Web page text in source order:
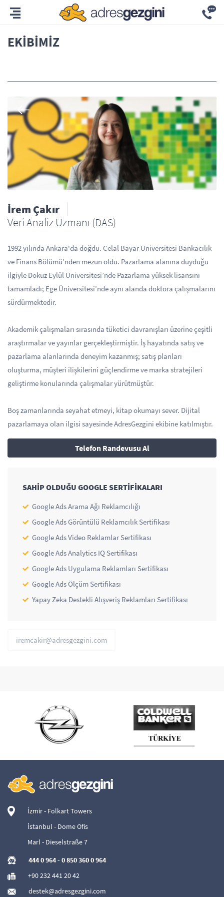
EKIBIMIZ
İrem Çakır
Veri Analiz Uzmanı (DAS)
1992 yılında Ankara'da doğdu. Celal Bayar Üniversitesi Bankacılık
ve Finans Bölümü’nden mezun oldu. Pazarlama alanına duyduğu
ilgiyle Dokuz Eylül Üniversitesi’nde Pazarlama yüksek lisansını
tamamladı; Ege Üniversitesi’nde aynı alanda doktora çalışmalarını
sürdürmektedir.
Akademik çalışmaları sırasında tüketici davranışları üzerine çeşitli
araştırmalar ve yayınlar gerçekleştirmiştir. İş hayatında satış ve
pazarlama alanlarında deneyim kazanmış; satış planları
oluşturma, müşteri ilişkilerini güçlendirme ve marka stratejileri
geliştirme konularında çalışmalar yürütmüştür.
Boş zamanlarında seyahat etmeyi, kitap okumayı sever. Dijital
pazarlamaya olan ilgisi sayesinde AdresGezgini ekibine katılmıştır.
Telefon Randevusu Al
SAHİP OLDUĞU GOOGLE SERTİFİKALARI
Google Ads Arama Ağı Reklamcılığı
Google Ads Görüntülü Reklamcılık Sertifikası
Google Ads Video Reklamlar Sertifikası
Google Ads Analytics IQ Sertifikası
Google Ads Uygulama Reklamları Sertifikası
Google Ads Ölçüm Sertifikası
Yapay Zeka Destekli Alışveriş Reklamları Sertifikası
iremcakir@adresgezgini.com
İzmir - Folkart Towers
İstanbul - Dome Ofis
Marl - Dieselstraße 7
444 0 964- 0 850 360 0 964
+90 232 441 20 42
destek@adresgezgini.com